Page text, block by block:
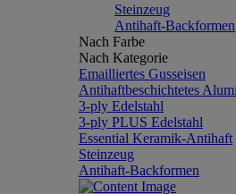
Steinzeug
Antihaft-Backformen
Nach Farbe
Nach Kategorie
Emailliertes Gusseisen
Antihaftbeschichtetes
3-ply Edelstahl
3-ply PLUS Edelstahl
Essential Keramik-Antihaft
Steinzeug
Antihaft-Backformen